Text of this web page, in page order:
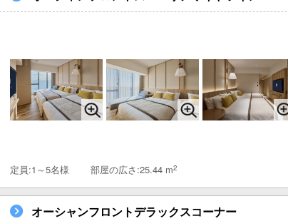
定員:1～5名様 部屋の広さ:25.44 m2
オーシャンフロントデラックスコーナー